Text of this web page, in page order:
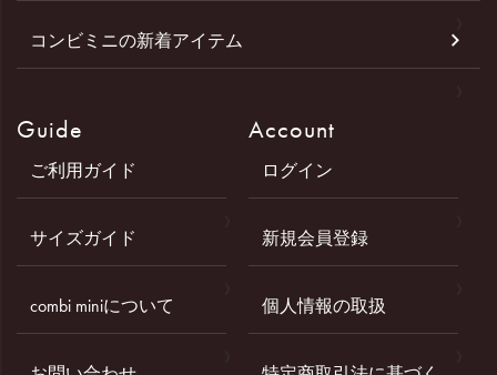
コンビミニの新着アイテム
Guide
ご利用ガイド
サイズガイド
combi miniについて
Account
ログイン
新規会員登録
個人情報の取扱